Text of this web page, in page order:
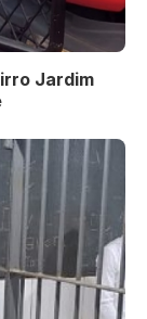
Jardim